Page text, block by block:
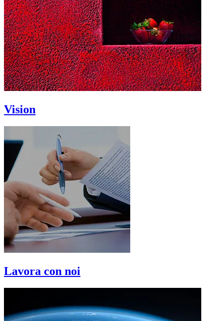
Vision
Lavora con noi